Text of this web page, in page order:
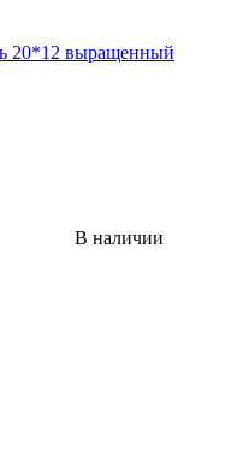
20*12 выращенный
В наличии